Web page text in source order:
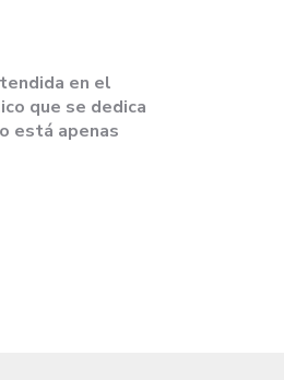
en el
que se dedica
está apenas